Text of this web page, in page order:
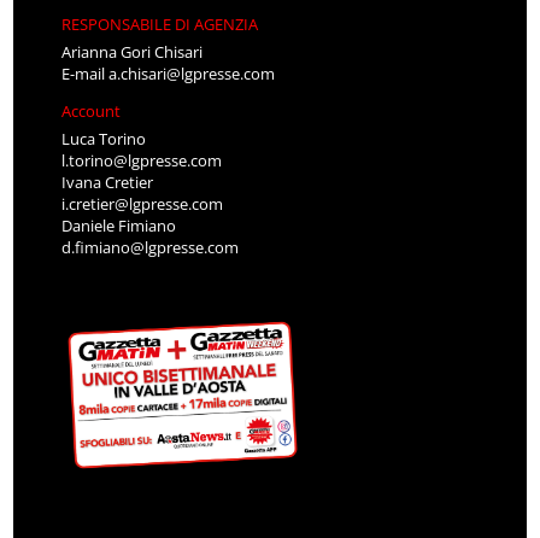
RESPONSABILE DI AGENZIA
Arianna Gori Chisari
E-maila.chisari@lgpresse.com
Account
Luca Torino
l.torino@lgpresse.com
Ivana Cretier
i.cretier@lgpresse.com
Daniele Fimiano
d.fimiano@lgpresse.com